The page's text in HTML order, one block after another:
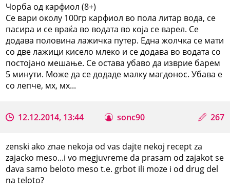
Чорба од карфиол (8+)
Се вари околу 100гр карфиол во пола литар вода, се
пасира и се враќа во водата во која се варел. Се
додава половина лажичка путер. Една жолчка се мати
со две лажици кисело млеко и се додава во водата со
постојано мешање. Се остава убаво да изврие барем
5 минути. Може да се додаде малку магдонос. Убава е
со лепче, мх, мх...
12.12.2014, 13:44 sonc90 267
zenski ako znae nekoja od vas dajte nekoj recept za
zajacko meso...i vo megjuvreme da prasam od zajakot se
dava samo beloto meso t.e. grbot ili moze i od drug del
na teloto?